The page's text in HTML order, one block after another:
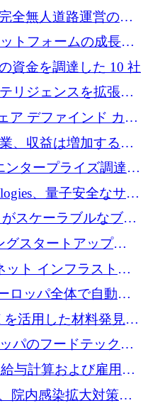
拡大
全無人道路運営の承
トフォームの成長に
資金を調達した 10 社
リジェンスを拡張す
用枠を確保
ア デファインド カメ
るためにシリーズ A
、収益は増加するも
タープライズ調達プ
るために 4,000 万ド
、量子安全なサイ
ラストラクチャの拡
がスケーラブルなブレ
ターフェイスのため
グスタートアップ
資で 2,000 万ドルを
ット インフラストラ
向けに 300 万ドルの
ロッパ全体で自動電
めに 2,800 万ドルを
を活用した材料発見を
万ユーロのベル
パのフードテックセ
ルズを中心に再構築
給与計算および雇用プ
るために 1,740 万ド
院内感染拡大対策に